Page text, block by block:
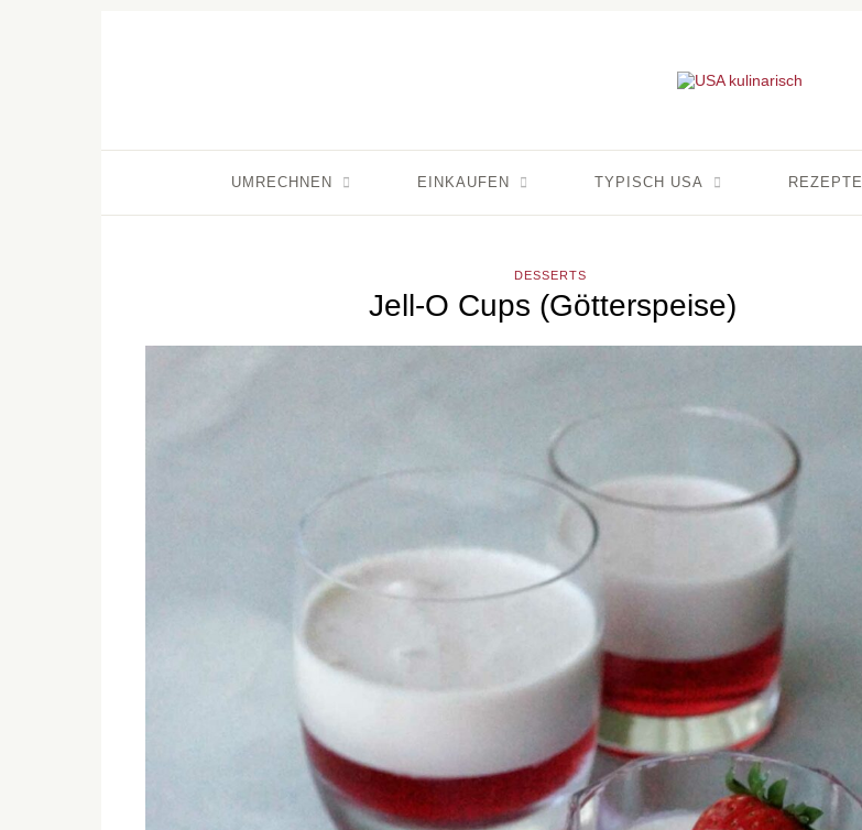
UMRECHNEN EINKAUFEN TYPISCH USA REZEPTE
DESSERTS
Jell-O Cups (Götterspeise)